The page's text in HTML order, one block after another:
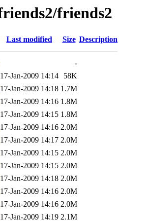
friends2
Last modified Size Description
-
17-Jan-2009 14:14
58K
17-Jan-2009 14:18 1.7M
17-Jan-2009 14:16 1.8M
17-Jan-2009 14:15 1.8M
17-Jan-2009 14:16 2.0M
17-Jan-2009 14:17 2.0M
17-Jan-2009 14:15 2.0M
17-Jan-2009 14:15 2.0M
17-Jan-2009 14:18 2.0M
17-Jan-2009 14:16 2.0M
17-Jan-2009 14:16 2.0M
17-Jan-2009 14:19 2.1M